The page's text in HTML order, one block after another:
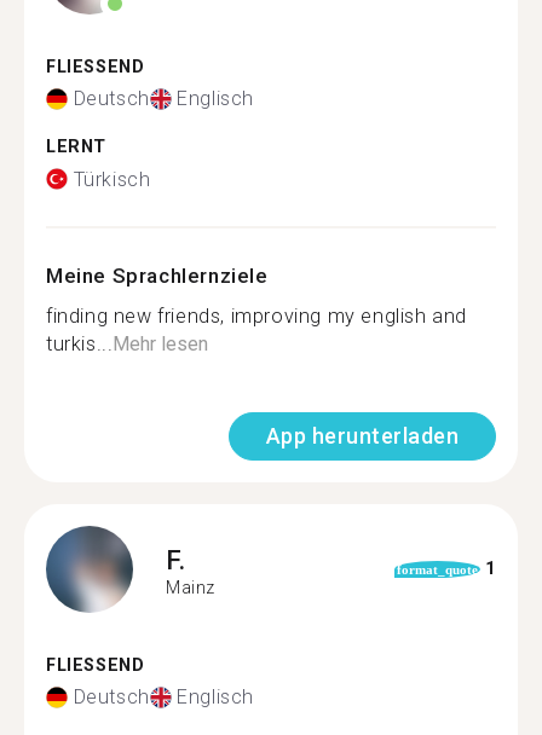
FLIESSEND
Deutsch Englisch
LERNT
Türkisch
Meine Sprachlernziele
finding new friends, improving my english and
turkis... Mehr lesen
App herunterladen
F.
Mainz
format_quote 1
FLIESSEND
Deutsch Englisch